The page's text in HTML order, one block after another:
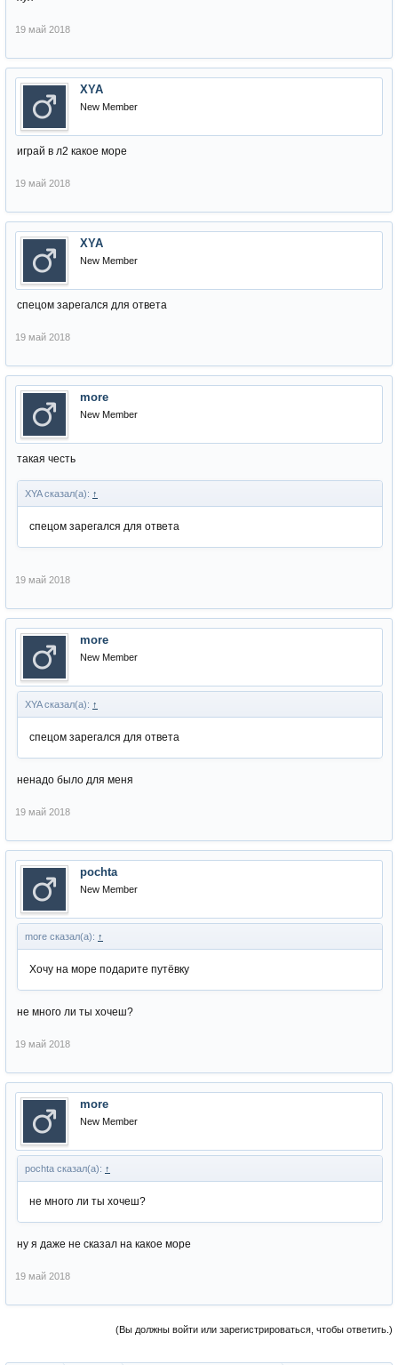
19 май 2018
XYA
New Member
играй в л2 какое море
19 май 2018
XYA
New Member
спецом зарегался для ответа
19 май 2018
more
New Member
такая честь
XYA сказал(а): ↑
спецом зарегался для ответа
19 май 2018
more
New Member
XYA сказал(а): ↑
спецом зарегался для ответа
ненадо было для меня
19 май 2018
pochta
New Member
more сказал(а): ↑
Хочу на море подарите путёвку
не много ли ты хочеш?
19 май 2018
more
New Member
pochta сказал(а): ↑
не много ли ты хочеш?
ну я даже не сказал на какое море
19 май 2018
(Вы должны войти или зарегистрироваться, чтобы ответить.)